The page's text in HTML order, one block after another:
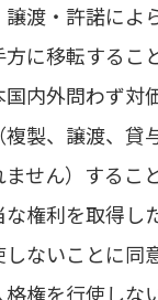
渡・許諾に
に移転するこ
内外問わず
製、譲渡、
せん）するこ
権利を取得
ないことに
権を行使しな